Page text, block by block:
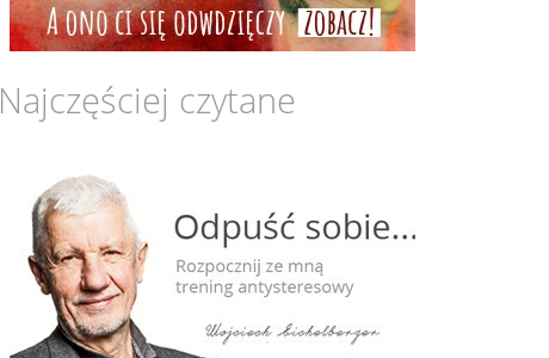
Najczęściej czytane